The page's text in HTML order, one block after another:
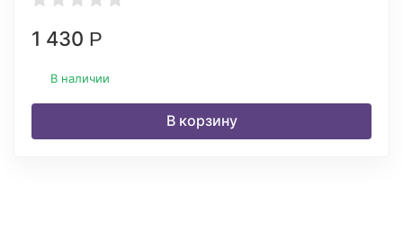
1 430 Р
В наличии
В корзину